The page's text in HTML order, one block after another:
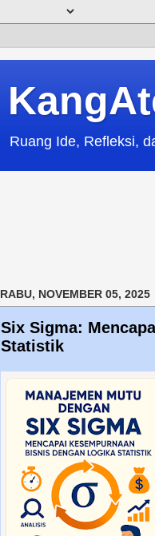
Ruang Ide, Refleksi,
RABU, NOVEMBER 05, 2025
Six Sigma:
Statistik